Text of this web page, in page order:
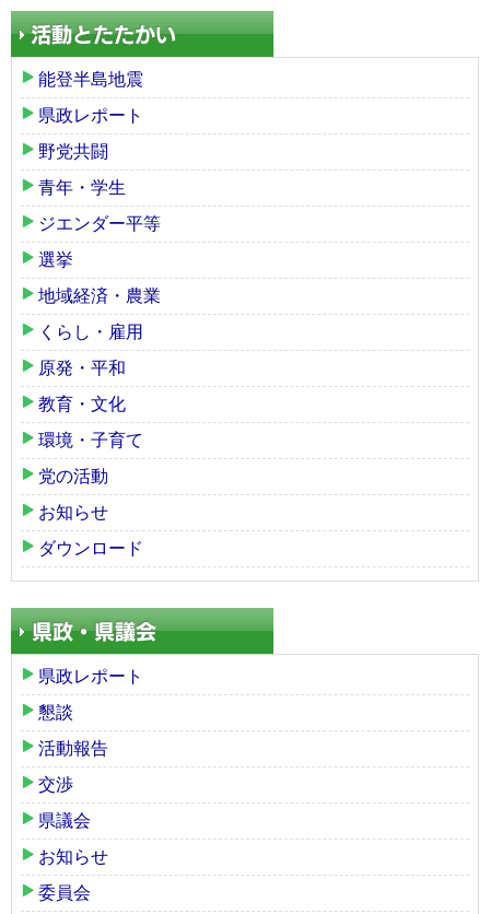
能登半島地震
県政レポート
野党共闘
青年・学生
ジエンダー平等
選挙
地域経済・農業
くらし・雇用
原発・平和
教育・文化
環境・子育て
党の活動
お知らせ
ダウンロード
県政レポート
懇談
活動報告
交渉
県議会
お知らせ
委員会